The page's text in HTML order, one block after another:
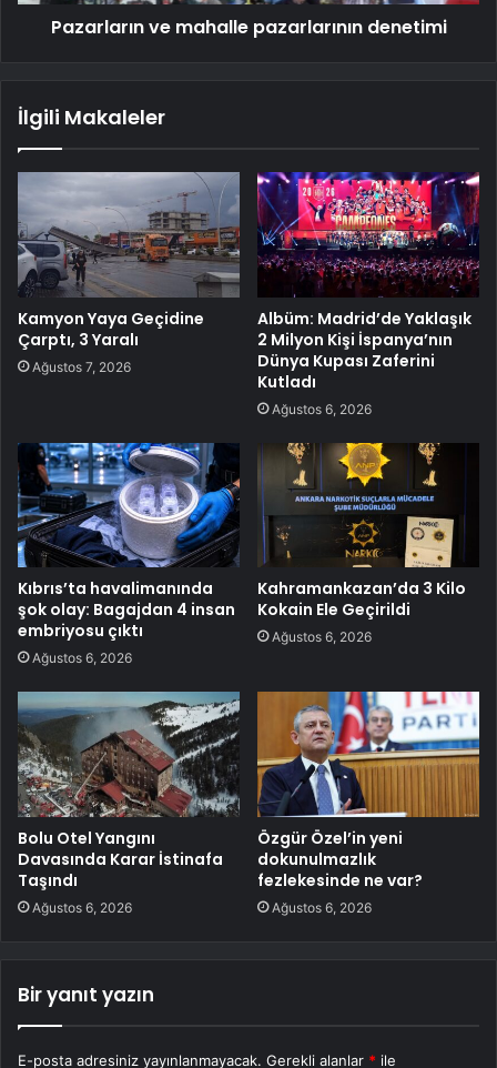
Pazarların ve mahalle pazarlarının denetimi
İlgili Makaleler
Kamyon Yaya Geçidine
Çarptı, 3 Yaralı
Ağustos 7, 2026
Albüm: Madrid’de Yaklaşık
2 Milyon Kişi İspanya’nın
Dünya Kupası Zaferini
Kutladı
Ağustos 6, 2026
Kıbrıs’ta havalimanında
şok olay: Bagajdan 4 insan
embriyosu çıktı
Ağustos 6, 2026
Kahramankazan’da 3 Kilo
Kokain Ele Geçirildi
Ağustos 6, 2026
Bolu Otel Yangını
Davasında Karar İstinafa
Taşındı
Ağustos 6, 2026
Özgür Özel’in yeni
dokunulmazlık
fezlekesinde ne var?
Ağustos 6, 2026
Bir yanıt yazın
E-posta adresiniz yayınlanmayacak. Gerekli alanlar * ile